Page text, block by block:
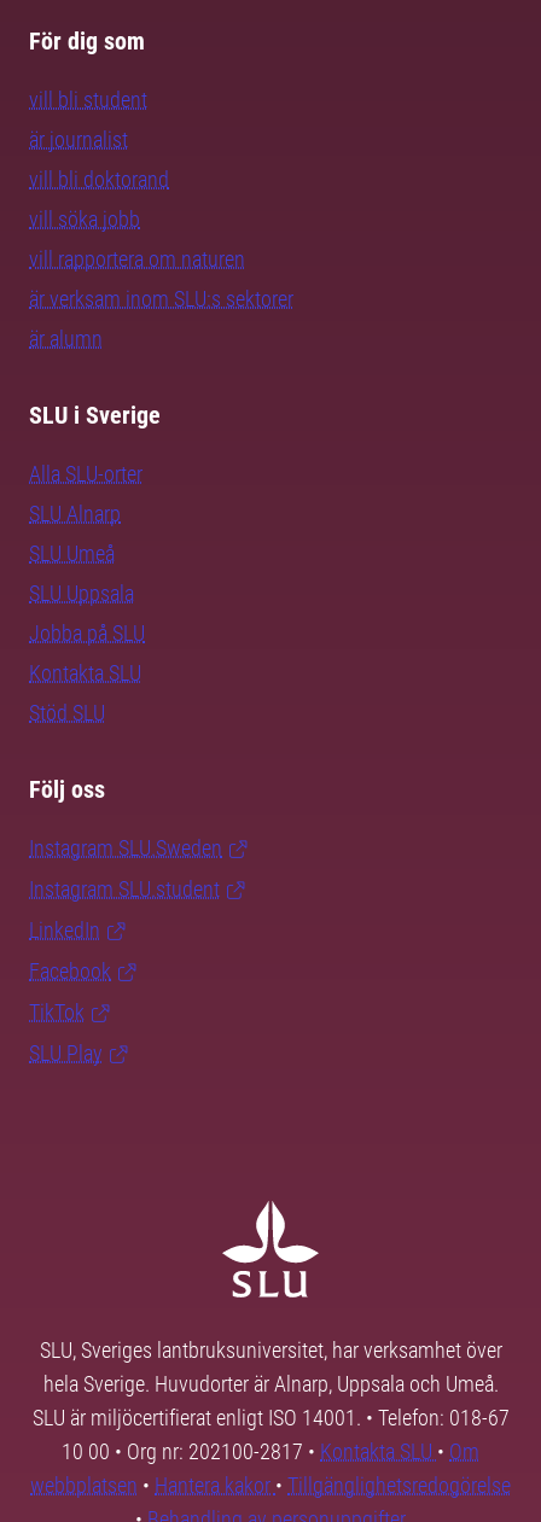
För dig som
vill bli student
är journalist
vill bli doktorand
vill söka jobb
vill rapportera om naturen
är verksam inom SLU:s sektorer
är alumn
SLU i Sverige
Alla SLU-orter
SLU Alnarp
SLU Umeå
SLU Uppsala
Jobba på SLU
Kontakta SLU
Stöd SLU
Följ oss
Instagram SLU.Sweden
Instagram SLU.student
LinkedIn
Facebook
TikTok
SLU Play
SLU, Sveriges lantbruksuniversitet, har verksamhet över
hela Sverige. Huvudorter är Alnarp, Uppsala och Umeå.
SLU är miljöcertifierat enligt ISO 14001. • Telefon: 018-67
10 00 • Org nr: 202100-2817 • Kontakta SLU • Om
webbplatsen • Hantera kakor • Tillgänglighetsredogörelse